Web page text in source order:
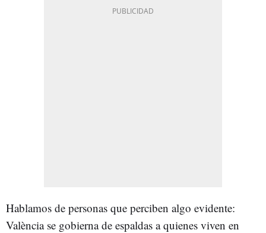
Hablamos de personas que perciben algo evidente:
València se gobierna de espaldas a quienes viven en